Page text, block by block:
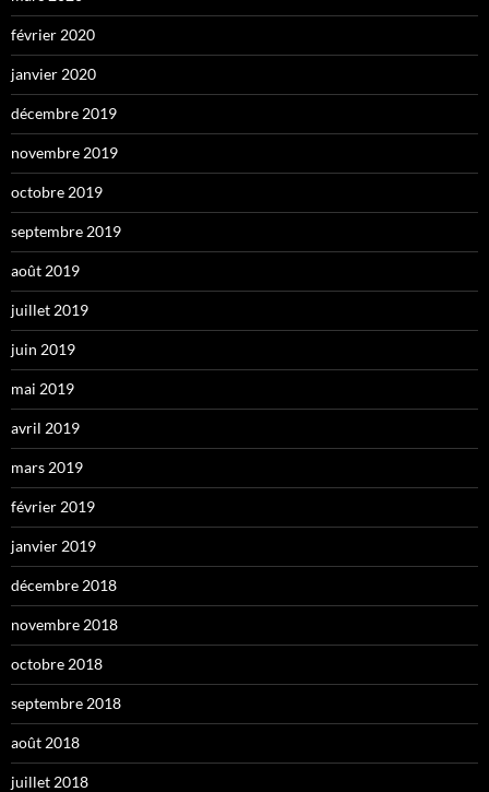
février 2020
janvier 2020
décembre 2019
novembre 2019
octobre 2019
septembre 2019
août 2019
juillet 2019
juin 2019
mai 2019
avril 2019
mars 2019
février 2019
janvier 2019
décembre 2018
novembre 2018
octobre 2018
septembre 2018
août 2018
juillet 2018